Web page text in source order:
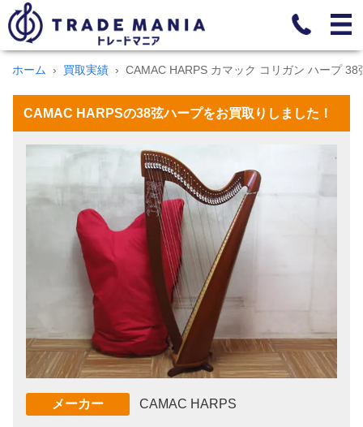
ホーム 買取実績 CAMAC HARPS カマック コリガン ハープ 38
CAMAC HARPSの38弦ハープをお買取りしました！
メーカー CAMAC HARPS